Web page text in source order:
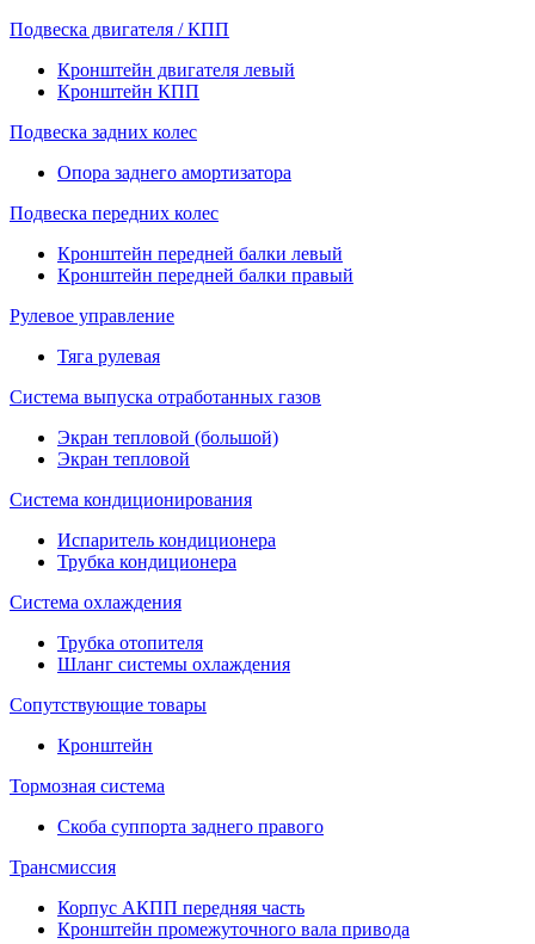
Подвеска двигателя / КПП
Кронштейн двигателя левый
Кронштейн КПП
Подвеска задних колес
Опора заднего амортизатора
Подвеска передних колес
Кронштейн передней балки левый
Кронштейн передней балки правый
Рулевое управление
Тяга рулевая
Система выпуска отработанных газов
Экран тепловой (большой)
Экран тепловой
Система кондиционирования
Испаритель кондиционера
Трубка кондиционера
Система охлаждения
Трубка отопителя
Шланг системы охлаждения
Сопутствующие товары
Кронштейн
Тормозная система
Скоба суппорта заднего правого
Трансмиссия
Корпус АКПП передняя часть
Кронштейн промежуточного вала привода